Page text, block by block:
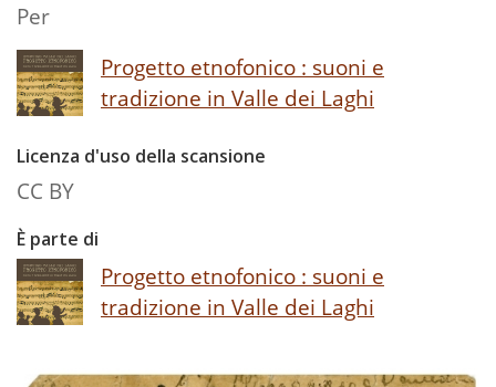
Per
Progetto etnofonico : suoni e
tradizione in Valle dei Laghi
Licenza d'uso della scansione
CC BY
È parte di
Progetto etnofonico : suoni e
tradizione in Valle dei Laghi